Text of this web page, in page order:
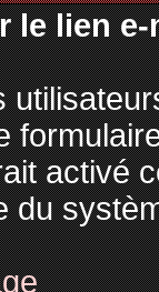
le lien
activé
du